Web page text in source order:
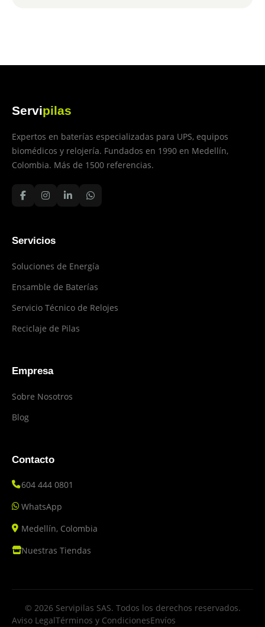
Servipilas
Expertos en baterías especializadas para UPS, equipos
biomédicos y relojería. Fundados en 1990 en Medellín,
Colombia. Más de 1500 referencias.
Servicios
Soluciones de Energía
Ensamble de Baterías
Servicio Técnico de Relojes
Reciclaje de Pilas
Empresa
Sobre Nosotros
Blog
Contacto
604 444 0801
WhatsApp
Medellín, Colombia
Nuestras Tiendas
© 2026 Servipilas SAS. Todos los derechos reservados.
Aviso LegalTérminos y CondicionesEnvíos